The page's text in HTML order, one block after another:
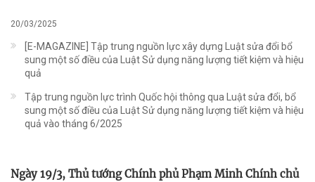
20/03/2025
[E-MAGAZINE] Tập trung nguồn lực xây dựng Luật sửa đổi bổ
sung một số điều của Luật Sử dụng năng lượng tiết kiệm và hiệu
quả
Tập trung nguồn lực trình Quốc hội thông qua Luật sửa đổi, bổ
sung một số điều của Luật Sử dụng năng lượng tiết kiệm và hiệu
quả vào tháng 6/2025
Ngày 19/3, Thủ tướng Chính phủ Phạm Minh Chính chủ